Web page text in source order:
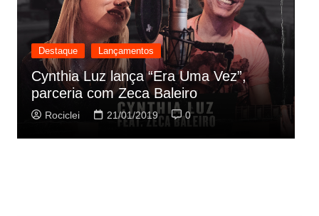
Destaque Lançamentos
Cynthia Luz lança “Era Uma Vez”,
parceria com Zeca Baleiro
Rociclei 21/01/2019 0